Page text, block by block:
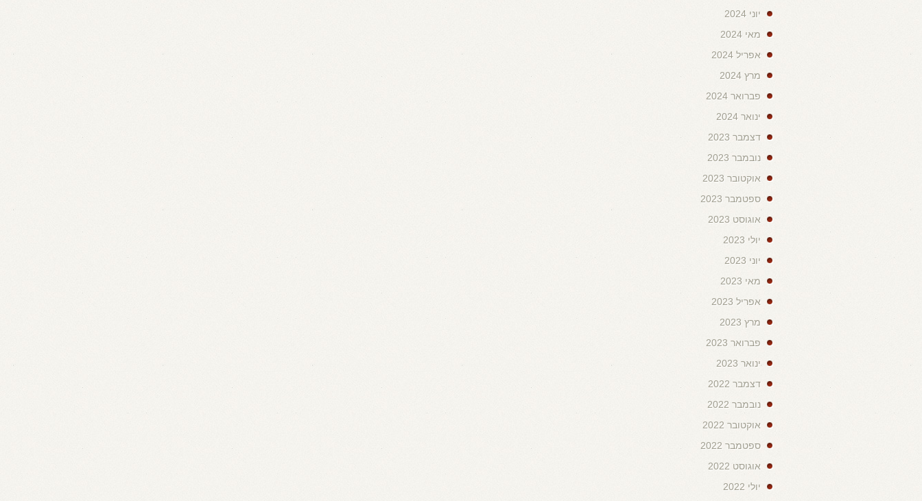
יוני 2024
מאי 2024
אפריל 2024
מרץ 2024
פברואר 2024
ינואר 2024
דצמבר 2023
נובמבר 2023
אוקטובר 2023
ספטמבר 2023
אוגוסט 2023
יולי 2023
יוני 2023
מאי 2023
אפריל 2023
מרץ 2023
פברואר 2023
ינואר 2023
דצמבר 2022
נובמבר 2022
אוקטובר 2022
ספטמבר 2022
אוגוסט 2022
יולי 2022